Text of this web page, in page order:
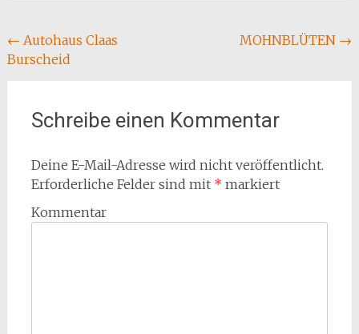
Beitragsnavigation
← Autohaus Claas
Burscheid
MOHNBLÜTEN →
Schreibe einen Kommentar
Deine E-Mail-Adresse wird nicht veröffentlicht.
Erforderliche Felder sind mit * markiert
Kommentar